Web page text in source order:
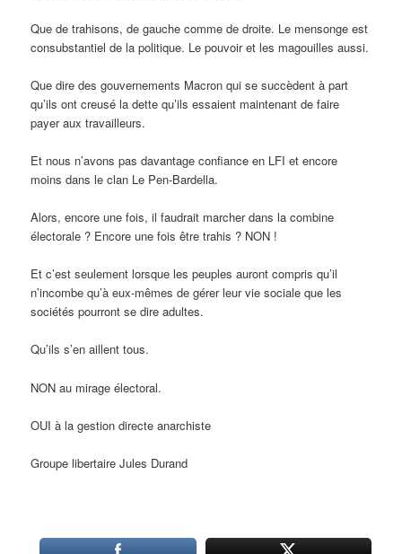
Que de trahisons, de gauche comme de droite. Le mensonge est
consubstantiel de la politique. Le pouvoir et les magouilles aussi.
Que dire des gouvernements Macron qui se succèdent à part
qu’ils ont creusé la dette qu’ils essaient maintenant de faire
payer aux travailleurs.
Et nous n’avons pas davantage confiance en LFI et encore
moins dans le clan Le Pen-Bardella.
Alors, encore une fois, il faudrait marcher dans la combine
électorale ? Encore une fois être trahis ? NON !
Et c’est seulement lorsque les peuples auront compris qu’il
n’incombe qu’à eux-mêmes de gérer leur vie sociale que les
sociétés pourront se dire adultes.
Qu’ils s’en aillent tous.
NON au mirage électoral.
OUI à la gestion directe anarchiste
Groupe libertaire Jules Durand